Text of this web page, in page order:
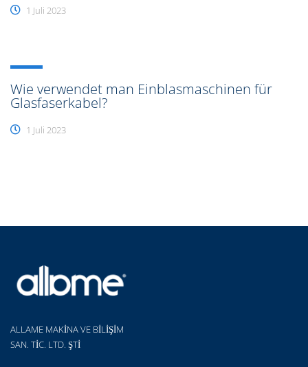
1 Juli 2023
Wie verwendet man Einblasmaschinen für
Glasfaserkabel?
1 Juli 2023
ALLAME MAKİNA VE BİLİŞİM
SAN. TİC. LTD. ŞTİ